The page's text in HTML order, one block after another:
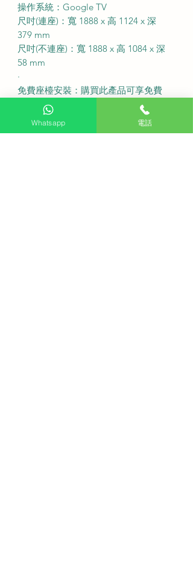
操作系統：Google TV
尺吋(連座)：寬 1888 x 高 1124 x 深
379 mm
尺吋(不連座)：寬 1888 x 高 1084 x 深
58 mm
·
免費座檯安裝：購買此產品可享免費
座檯安裝服務
送貨費用：不收費 (偏遠地區或需額外
收費)
Whatsapp 電話